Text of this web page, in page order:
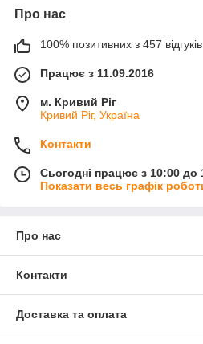
Про нас
100% позитивних з 457 відгуків
Працює з 11.09.2016
м. Кривий Ріг
Кривий Ріг, Україна
Контакти
Сьогодні працює з 10:00 до
Показати весь графік
Про нас
Контакти
Доставка та оплата